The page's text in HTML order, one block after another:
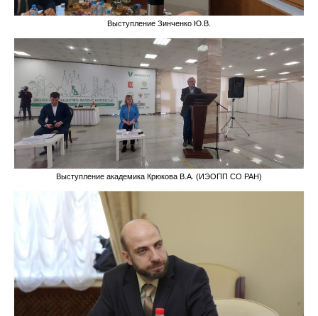
Редакционная этика
Информация для авторов
Общие требования
Стандарты оформления
Научные труды
О журнале
Выпуски
Редакционная этика
Информация для авторов
Общие требования
Выступление Зинченко Ю.В.
Выступление академика Крюкова В.А. (ИЭОПП СО РАН)